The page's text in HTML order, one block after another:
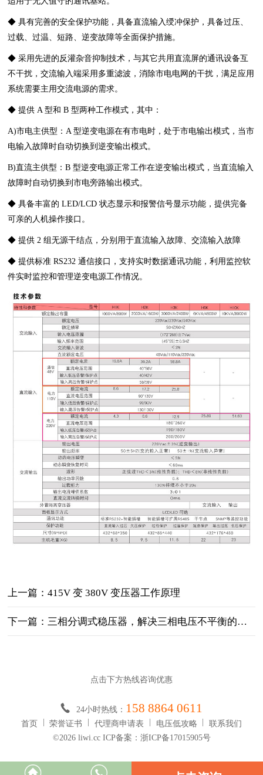
◆ 具有完善的安全保护功能，具备直流输入绶冲保护，具备过压、
过载、过温、短路、逆变故障等全面保护措施。
◆ 采用先进的反灌杂音抑制技术，与其它共用直流屏的通讯设备互
不干扰，交流输入端采用多重滤波，消除市电电网的干扰，满足应用
系统需要主用交流电源的需求。
◆ 提供 A 型和 B 型两种工作模式，其中：
A)市电主供型：A 型逆变电源在有市电时，处于市电输出模式，当市
电输入故障时自动切换到逆变输出模式。
B)直流主供型：B 型逆变电源正常工作在逆变输出模式，当直流输入
故障时自动切换到市电旁路输出模式。
◆ 具备丰富的 LED/LCD 状态显示和报警信号显示功能，提供完备
可亲的人机操作接口。
◆ 提供 2 组无源干结点，分别用于直流输入故障、交流输入故障
◆ 提供标准 RS232 通信接口，支持实时数据通讯功能，利用监控软
件实时监控和管理逆变电源工作情况。
上一篇：415V 变 380V 变压器工作原理
下一篇：三相分调式稳压器，解决三相电压不平衡的终极方案！
点击下方热线咨询优惠
24小时热线： 158 8864 0611
首页 荣誉证书 代理商申请表 电压低攻略
联系我们
©2026 liwi.cc ICP备案：浙ICP备17015905号